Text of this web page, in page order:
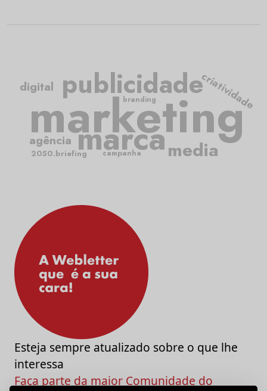
marketing
publicidade
marca
criatividade
campanha media
agência
digital
2050.briefing
branding
Esteja sempre atualizado sobre o que lhe
interessa
Faça parte da maior Comunidade do